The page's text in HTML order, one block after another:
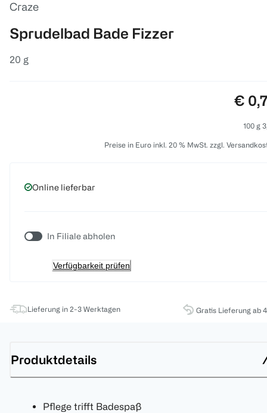
Craze
Sprudelbad Bade Fizzer
20 g
€
100 g
Preise in Euro inkl. 20 % MwSt. zzgl.
Online lieferbar
In Filiale abholen
Verfügbarkeit prüfen
Lieferung in 2-3 Werktagen Gratis Lieferung ab
Produktdetails
Pflege trifft Badespaß